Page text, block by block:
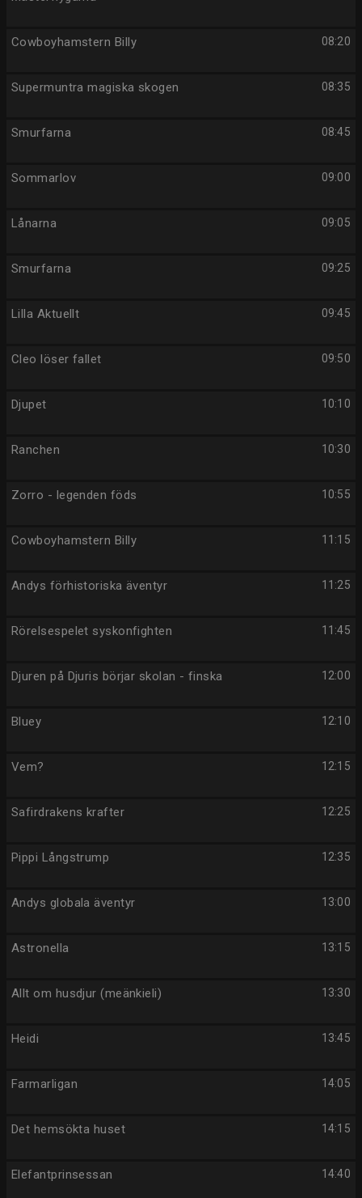
08:20
Cowboyhamstern Billy
08:35
Supermuntra magiska skogen
08:45
Smurfarna
09:00
Sommarlov
09:05
Lånarna
09:25
Smurfarna
09:45
Lilla Aktuellt
09:50
Cleo löser fallet
10:10
Djupet
10:30
Ranchen
10:55
Zorro - legenden föds
11:15
Cowboyhamstern Billy
11:25
Andys förhistoriska äventyr
11:45
Rörelsespelet syskonfighten
12:00
Djuren på Djuris börjar skolan - finska
12:10
Bluey
12:15
Vem?
12:25
Safirdrakens krafter
12:35
Pippi Långstrump
13:00
Andys globala äventyr
13:15
Astronella
13:30
Allt om husdjur (meänkieli)
13:45
Heidi
14:05
Farmarligan
14:15
Det hemsökta huset
14:40
Elefantprinsessan